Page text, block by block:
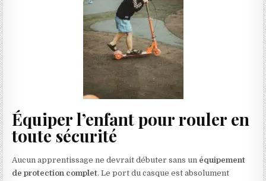
Équiper l’enfant pour rouler en
toute sécurité
Aucun apprentissage ne devrait débuter sans un équipement
de protection complet. Le port du casque est absolument